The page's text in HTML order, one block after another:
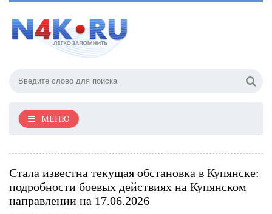
МЕНЮ
Стала известна текущая обстановка в Купянске:
подробности боевых действиях на Купянском
направлении на 17.06.2026